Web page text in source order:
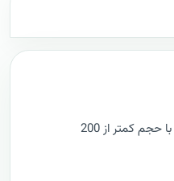
قالب در دست ساخت انيميشني با حجم کمتر از 200